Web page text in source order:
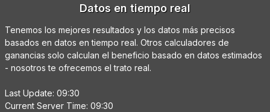
Datos en tiempo real
Tenemos los mejores resultados y los datos más precisos
basados en datos en tiempo real. Otros calculadores de
ganancias solo calculan el beneficio basado en datos estimados
- nosotros te ofrecemos el trato real.
Last Update: 09:30
Current Server Time: 09:30